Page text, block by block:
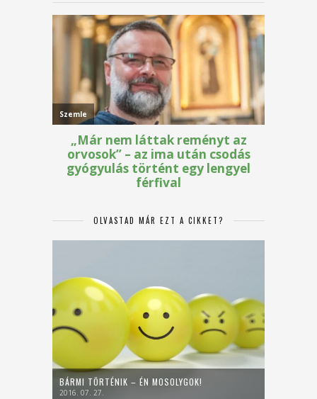
OLVASTAD MÁR EZT A CIKKET?
BÁRMI TÖRTÉNIK – ÉN MOSOLYGOK!
2016. 07. 27.